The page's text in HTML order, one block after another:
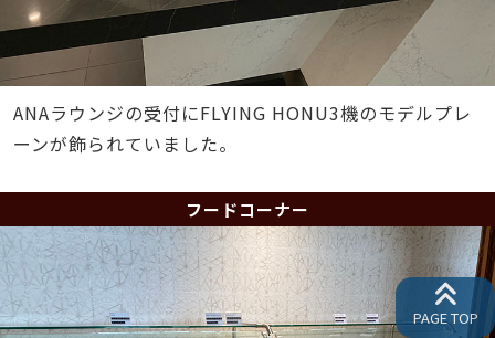
ANAラウンジの受付にFLYING HONU3機のモデルプレ
ーンが飾られていました。
フードコーナー